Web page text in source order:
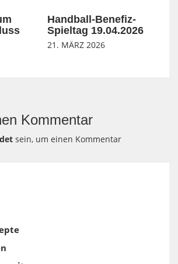
Handball-Benefiz-
Spieltag 19.04.2026
21. MÄRZ 2026
Kommentar
sein, um einen Kommentar